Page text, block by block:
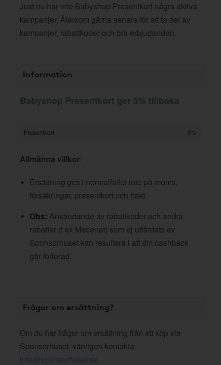
Just nu har inte Babyshop Presentkort några aktiva
kampanjer. Återkom gärna senare för att ta del av
kampanjer, rabattkoder och bra erbjudanden.
Information
Babyshop Presentkort ger 5% tillbaka
Presentkort 5%
Allmänna villkor:
Ersättning ges i normalfallet inte på moms,
försäkringar, presentkort och frakt.
Obs: Användande av rabattkoder och andra
rabatter (t ex Mecenat) som ej utfärdats av
Sponsorhuset kan resultera i att din cashback
går förlorad.
Frågor om ersättning?
Om du har frågor om ersättning från ett köp via
Sponsorhuset, vänligen kontakta
info@sponsorhuset.se